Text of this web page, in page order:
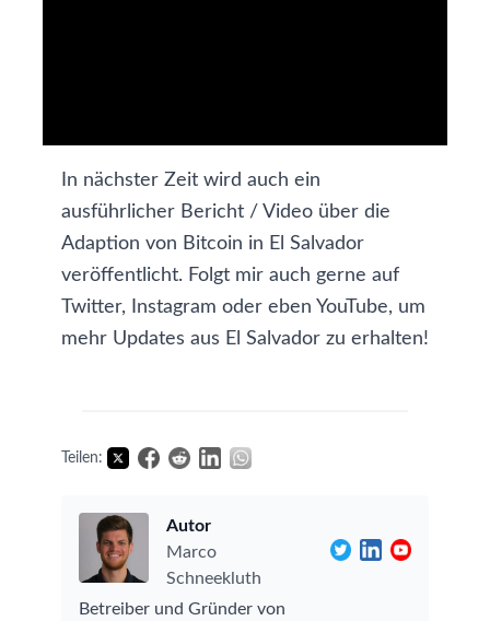
In nächster Zeit wird auch ein
ausführlicher Bericht / Video über die
Adaption von Bitcoin in El Salvador
veröffentlicht. Folgt mir auch gerne auf
Twitter, Instagram oder eben YouTube, um
mehr Updates aus El Salvador zu erhalten!
Teilen:
Autor
Marco
Schneekluth
Betreiber und Gründer von